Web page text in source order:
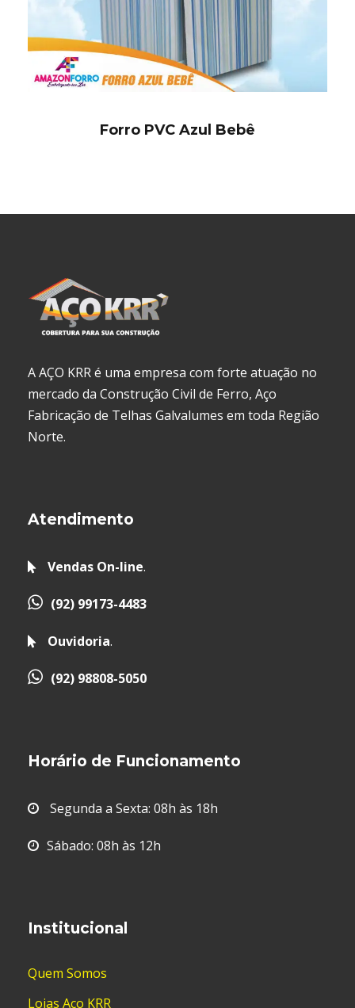
Forro PVC Azul Bebê
A AÇO KRR é uma empresa com forte atuação no
mercado da Construção Civil de Ferro, Aço
Fabricação de Telhas Galvalumes em toda Região
Norte.
Atendimento
Vendas On-line.
(92) 99173-4483
Ouvidoria.
(92) 98808-5050
Horário de Funcionamento
Segunda a Sexta: 08h às 18h
Sábado: 08h às 12h
Institucional
Quem Somos
Lojas Aço KRR